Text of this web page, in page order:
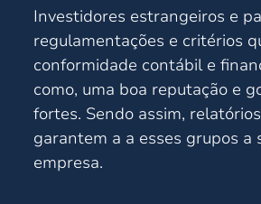
Investidores estrangeiros e
regulamentações e critérios
conformidade contábil e
como, uma boa reputação e
fortes. Sendo assim,
garantem a a esses grupos a
empresa.